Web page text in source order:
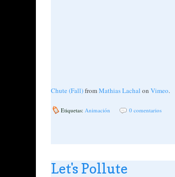
Chute (Fall)fromMathias Lachal on Vimeo.
Etiquetas: Animación 0 comentarios
Let's Pollute